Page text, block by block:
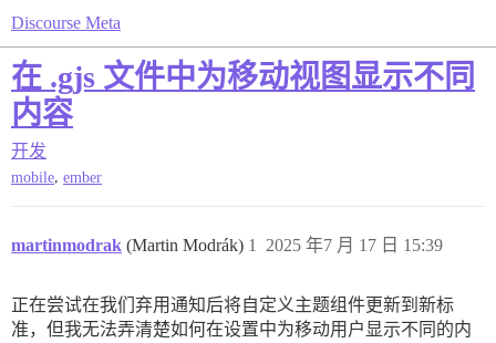
Discourse Meta
在 .gjs 文件中为移动视图显示不同
内容
开发
mobile, ember
martinmodrak (Martin Modrák) 2025 年7 月 17 日 15:39
1
正在尝试在我们弃用通知后将自定义主题组件更新到新标
准，但我无法弄清楚如何在设置中为移动用户显示不同的内